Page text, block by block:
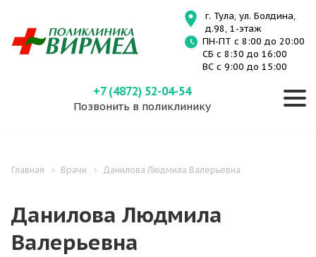
г. Тула, ул. Болдина,
д.98, 1-этаж
ПН-ПТ с 8:00 до 20:00
СБ с 8:30 до 16:00
ВС с 9:00 до 15:00
+7 (4872) 52-04-54
Позвонить в поликлинику
Главная Врачи Данилова Людмила Валерьевна
Данилова Людмила
Валерьевна